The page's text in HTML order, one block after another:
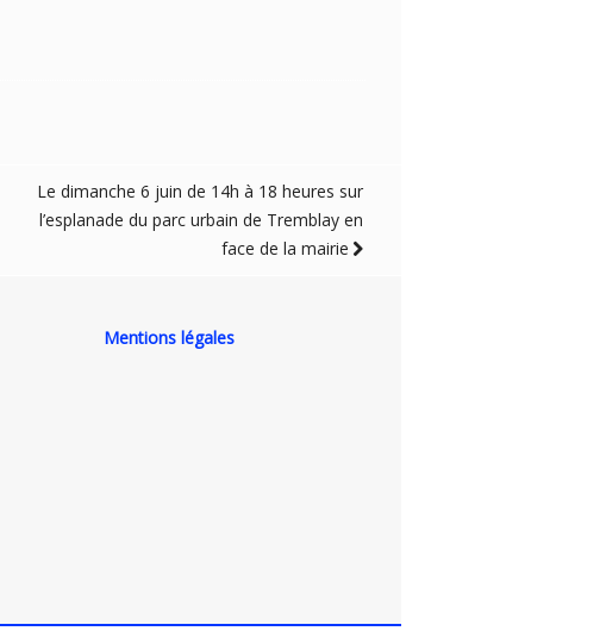
Le dimanche 6 juin de 14h à 18 heures sur
l’esplanade du parc urbain de Tremblay en
face de la mairie
Mentions légales